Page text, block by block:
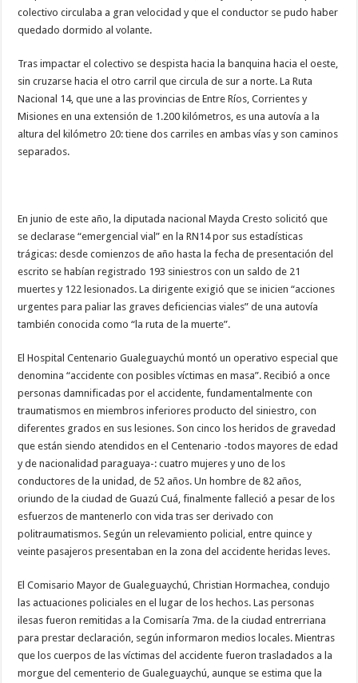
colectivo circulaba a gran velocidad y que el conductor se pudo haber
quedado dormido al volante.
Tras impactar el colectivo se despista hacia la banquina hacia el oeste,
sin cruzarse hacia el otro carril que circula de sur a norte. La Ruta
Nacional 14, que une a las provincias de Entre Ríos, Corrientes y
Misiones en una extensión de 1.200 kilómetros, es una autovía a la
altura del kilómetro 20: tiene dos carriles en ambas vías y son caminos
separados.
En junio de este año, la diputada nacional Mayda Cresto solicitó que
se declarase “emergencial vial” en la RN14 por sus estadísticas
trágicas: desde comienzos de año hasta la fecha de presentación del
escrito se habían registrado 193 siniestros con un saldo de 21
muertes y 122 lesionados. La dirigente exigió que se inicien “acciones
urgentes para paliar las graves deficiencias viales” de una autovía
también conocida como “la ruta de la muerte”.
El Hospital Centenario Gualeguaychú montó un operativo especial que
denomina “accidente con posibles víctimas en masa”. Recibió a once
personas damnificadas por el accidente, fundamentalmente con
traumatismos en miembros inferiores producto del siniestro, con
diferentes grados en sus lesiones. Son cinco los heridos de gravedad
que están siendo atendidos en el Centenario -todos mayores de edad
y de nacionalidad paraguaya-: cuatro mujeres y uno de los
conductores de la unidad, de 52 años. Un hombre de 82 años,
oriundo de la ciudad de Guazú Cuá, finalmente falleció a pesar de los
esfuerzos de mantenerlo con vida tras ser derivado con
politraumatismos. Según un relevamiento policial, entre quince y
veinte pasajeros presentaban en la zona del accidente heridas leves.
El Comisario Mayor de Gualeguaychú, Christian Hormachea, condujo
las actuaciones policiales en el lugar de los hechos. Las personas
ilesas fueron remitidas a la Comisaría 7ma. de la ciudad entrerriana
para prestar declaración, según informaron medios locales. Mientras
que los cuerpos de las víctimas del accidente fueron trasladados a la
morgue del cementerio de Gualeguaychú, aunque se estima que la